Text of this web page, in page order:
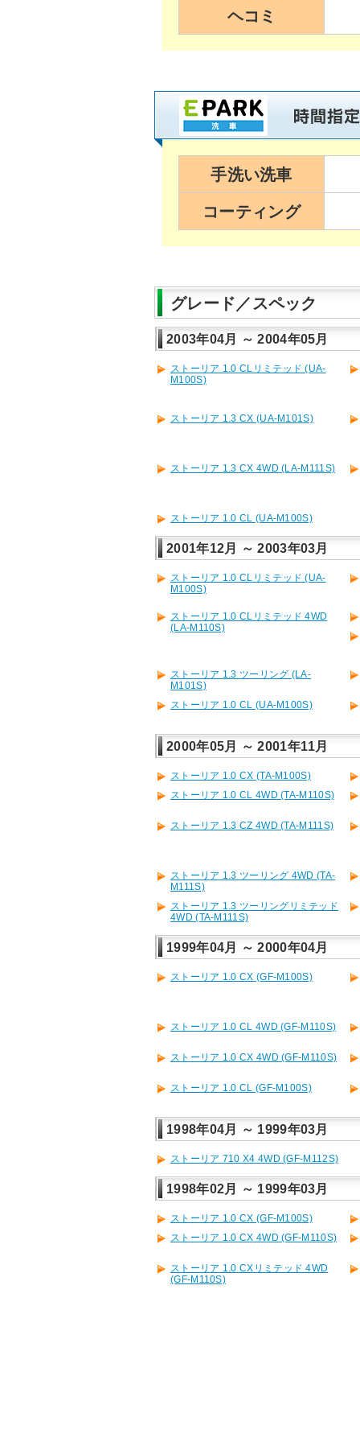
ヘコミ
手洗い洗車
コーティング
グレード／スペック
2003年04月 ～ 2004年05月
ストーリア 1.0 CLリミテッド (UA-
M100S)
ストーリア 1.3 CX (UA-M101S)
ストーリア 1.3 CX 4WD (LA-M111S)
ストーリア 1.0 CL (UA-M100S)
2001年12月 ～ 2003年03月
ストーリア 1.0 CLリミテッド (UA-
M100S)
ストーリア 1.0 CLリミテッド 4WD
(LA-M110S)
ストーリア 1.3 ツーリング (LA-
M101S)
ストーリア 1.0 CL (UA-M100S)
2000年05月 ～ 2001年11月
ストーリア 1.0 CX (TA-M100S)
ストーリア 1.0 CL 4WD (TA-M110S)
ストーリア 1.3 CZ 4WD (TA-M111S)
ストーリア 1.3 ツーリング 4WD (TA-
M111S)
ストーリア 1.3 ツーリングリミテッド
4WD (TA-M111S)
1999年04月 ～ 2000年04月
ストーリア 1.0 CX (GF-M100S)
ストーリア 1.0 CL 4WD (GF-M110S)
ストーリア 1.0 CX 4WD (GF-M110S)
ストーリア 1.0 CL (GF-M100S)
1998年04月 ～ 1999年03月
ストーリア 710 X4 4WD (GF-M112S)
1998年02月 ～ 1999年03月
ストーリア 1.0 CX (GF-M100S)
ストーリア 1.0 CX 4WD (GF-M110S)
ストーリア 1.0 CXリミテッド 4WD
(GF-M110S)